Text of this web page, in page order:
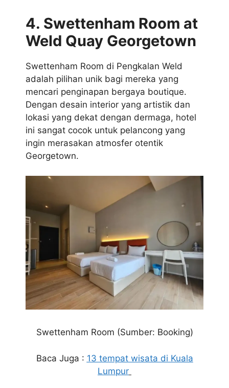
4. Swettenham Room at
Weld Quay Georgetown
Swettenham Room di Pengkalan Weld
adalah pilihan unik bagi mereka yang
mencari penginapan bergaya boutique.
Dengan desain interior yang artistik dan
lokasi yang dekat dengan dermaga, hotel
ini sangat cocok untuk pelancong yang
ingin merasakan atmosfer otentik
Georgetown.
Swettenham Room (Sumber: Booking)
Baca Juga : 13 tempat wisata di Kuala
Lumpur